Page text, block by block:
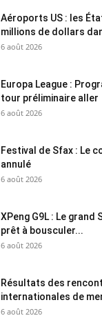
Aéroports US : les
millions de dollars
6 août 2026
Europa League :
tour préliminaire aller
6 août 2026
Festival de Sfax : Le
annulé
6 août 2026
XPeng G9L : Le grand
prêt à bousculer...
6 août 2026
Résultats des
internationales de
6 août 2026